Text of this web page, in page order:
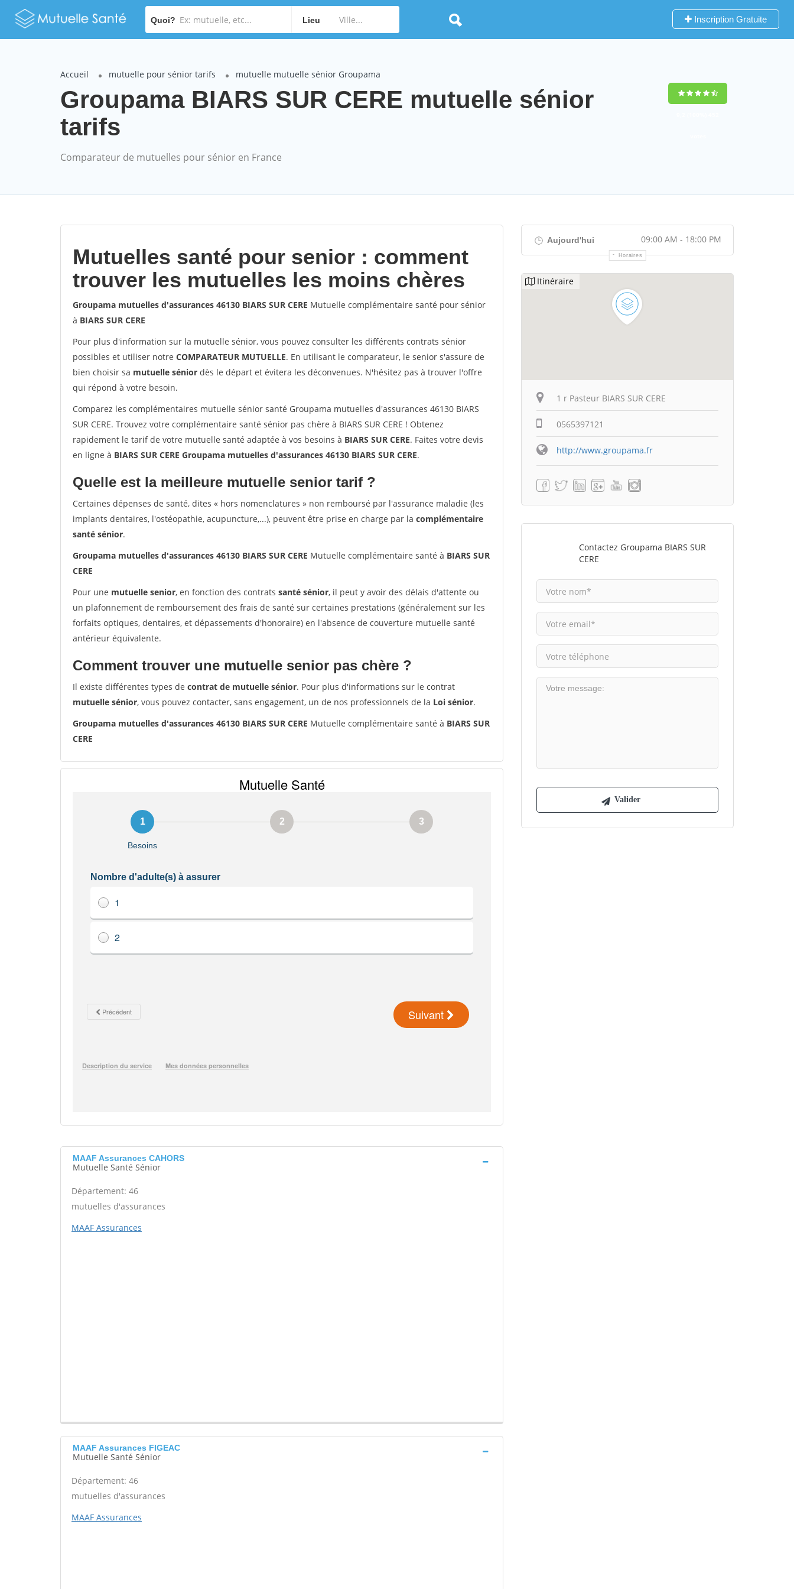
Quoi? Lieu Inscription Gratuite
Accueil mutuelle pour sénior tarifs mutuelle mutuelle sénior Groupama
Groupama BIARS SUR CERE mutuelle sénior
tarifs
Comparateur de mutuelles pour sénior en France
Mutuelles santé pour senior : comment
trouver les mutuelles les moins chères
Groupama mutuelles d'assurances 46130 BIARS SUR CERE Mutuelle complémentaire santé pour sénior
à BIARS SUR CERE
Pour plus d'information sur la mutuelle sénior, vous pouvez consulter les différents contrats sénior
possibles et utiliser notre COMPARATEUR MUTUELLE. En utilisant le comparateur, le senior s'assure de
bien choisir sa mutuelle sénior dès le départ et évitera les déconvenues. N'hésitez pas à trouver l'offre
qui répond à votre besoin.
Comparez les complémentaires mutuelle sénior santé Groupama mutuelles d'assurances 46130 BIARS
SUR CERE. Trouvez votre complémentaire santé sénior pas chère à BIARS SUR CERE ! Obtenez
rapidement le tarif de votre mutuelle santé adaptée à vos besoins à BIARS SUR CERE. Faites votre devis
en ligne à BIARS SUR CERE Groupama mutuelles d'assurances 46130 BIARS SUR CERE.
Quelle est la meilleure mutuelle senior tarif ?
Certaines dépenses de santé, dites « hors nomenclatures » non remboursé par l'assurance maladie (les
implants dentaires, l'ostéopathie, acupuncture,...), peuvent être prise en charge par la complémentaire
santé sénior.
Groupama mutuelles d'assurances 46130 BIARS SUR CERE Mutuelle complémentaire santé à BIARS SUR
CERE
Pour une mutuelle senior, en fonction des contrats santé sénior, il peut y avoir des délais d'attente ou
un plafonnement de remboursement des frais de santé sur certaines prestations (généralement sur les
forfaits optiques, dentaires, et dépassements d'honoraire) en l'absence de couverture mutuelle santé
antérieur équivalente.
Comment trouver une mutuelle senior pas chère ?
Il existe différentes types de contrat de mutuelle sénior. Pour plus d'informations sur le contrat
mutuelle sénior, vous pouvez contacter, sans engagement, un de nos professionnels de la Loi sénior.
Groupama mutuelles d'assurances 46130 BIARS SUR CERE Mutuelle complémentaire santé à BIARS SUR
CERE
MAAF Assurances CAHORS
Mutuelle Santé Sénior
Département: 46
mutuelles d'assurances
MAAF Assurances
MAAF Assurances FIGEAC
Mutuelle Santé Sénior
Département: 46
mutuelles d'assurances
MAAF Assurances
Aujourd'hui 09:00 AM - 18:00 PM
Horaires
Itinéraire
1 r Pasteur BIARS SUR CERE
0565397121
http://www.groupama.fr
Contactez Groupama BIARS SUR
CERE